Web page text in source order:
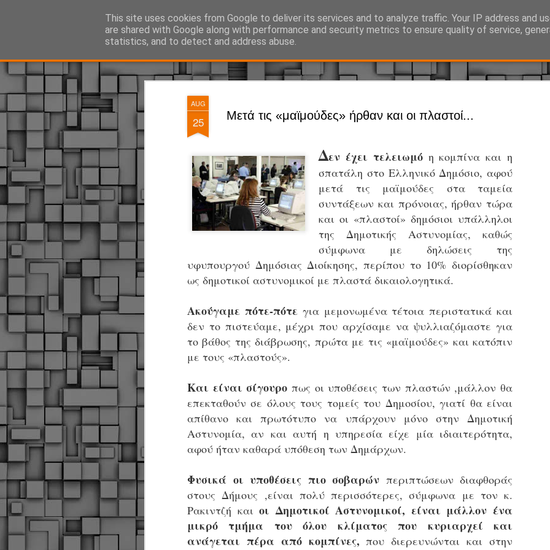
AUG
25 Mετά τις «μαϊμούδες» ήρθαν και οι πλαστοί...
Δεν έχει τελειωμό η κομπίνα και η
σπατάλη στο Ελληνικό Δημόσιο, αφού
μετά τις μαϊμούδες στα ταμεία
συντάξεων και πρόνοιας, ήρθαν τώρα
και οι «πλαστοί» δημόσιοι υπάλληλοι
της Δημοτικής Αστυνομίας, καθώς
σύμφωνα με δηλώσεις της
υφυπουργού Δημόσιας Διοίκησης, περίπου το 10% διορίσθηκαν
ως δημοτικοί αστυνομικοί με πλαστά δικαιολογητικά.
Ακούγαμε πότε-πότεγια μεμονωμένα τέτοια περιστατικά και
δεν το πιστεύαμε, μέχρι που αρχίσαμε να ψυλλιαζόμαστε για
το βάθος της διάβρωσης, πρώτα με τις «μαϊμούδες» και κατόπιν
με τους «πλαστούς».
Και είναι σίγουρο πως οι υποθέσεις των πλαστών ,μάλλον θα
επεκταθούν σε όλους τους τομείς του Δημοσίου, γιατί θα είναι
απίθανο και πρωτότυπο να υπάρχουν μόνο στην Δημοτική
Αστυνομία, αν και αυτή η υπηρεσία είχε μία ιδιαιτερότητα,
αφού ήταν καθαρά υπόθεση των Δημάρχων.
Φυσικά οι υποθέσεις πιο σοβαρών περιπτώσεων διαφθοράς
στους Δήμους ,είναι πολύ περισσότερες, σύμφωνα με τον κ.
Ρακιντζή καιοι Δημοτικοί Αστυνομικοί, είναι μάλλον ένα
μικρό τμήμα του όλου κλίματος που κυριαρχεί και
ανάγεται πέρα από κομπίνες, που διερευνώνται και στην
This site uses cookies from Google to deliver its services and to analyze traffic. Your IP address and
are shared with Google along with performance and security metrics to ensure quality of service,
statistics, and to detect and address abuse.
ΔΗΜΟΤΙΚΗ ΑΣΤΥΝΟΜΙΑ, τα νέα! Ό, τι συμβαίνει γύρω από τη Δημοτική Αστυνομία, την τοπική
Ξεκινά επίσημα η
Η Δημοτική Αστυνομία
καθώς από την 1η
επιχειρησιακή
παρουσία του Δήμου
χώρους.
Η νέα υπηρεσία θα
εκπαιδευμένους
είναι έτοιμοι να
Στο πλαίσιο της
ολοκαίνουργια
JUN
Δήμος Κοζάνης :
Αναμνηστικά
Απολογισμός των
ελέγχων σε ιδιοκτήτες
Θεσσαλονίκης: Ένταση